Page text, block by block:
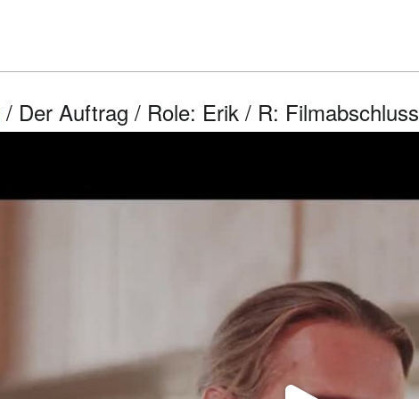
/ Der Auftrag / Role: Erik / R: Filmabschluss